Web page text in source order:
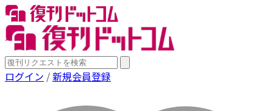
ログイン /新規会員登録